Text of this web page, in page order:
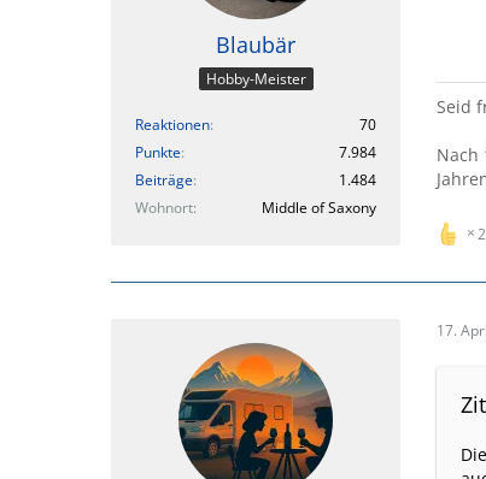
Blaubär
Hobby-Meister
Reaktionen
70
Punkte
7.984
Beiträge
1.484
Wohnort
Middle of Saxony
Seid
Nach
2
17.